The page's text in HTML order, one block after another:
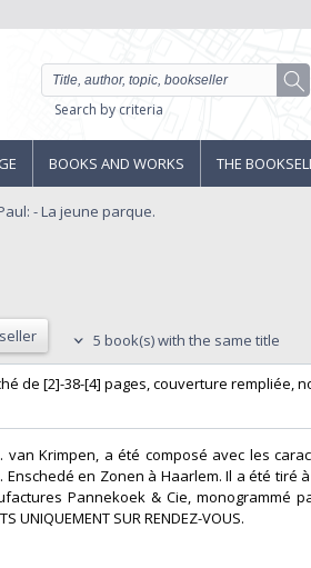
Search by criteria
BOOKS AND WORKS THE
- La jeune parque.
5 book(s) with the same title
de [2]-38-[4] pages, couverture rempliée,
Krimpen, a été composé avec les
Enschedé en Zonen à Haarlem. Il a été
Pannekoek & Cie, monogrammé par
UNIQUEMENT SUR RENDEZ-VOUS.‎